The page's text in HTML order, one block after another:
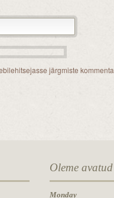
järgmiste
Oleme avatud
Monday